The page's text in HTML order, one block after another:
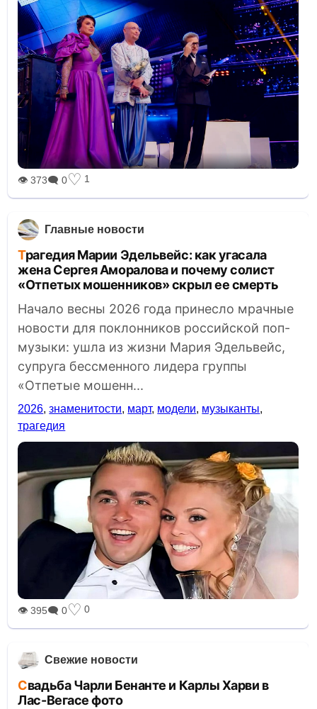
👁 373🗨 0♡ 1
Главные новости
Трагедия Марии Эдельвейс: как угасала
жена Сергея Аморалова и почему солист
«Отпетых мошенников» скрыл ее смерть
Начало весны 2026 года принесло мрачные
новости для поклонников российской поп-
музыки: ушла из жизни Мария Эдельвейс,
супруга бессменного лидера группы
«Отпетые мошенн...
2026,знаменитости, март, модели, музыканты,
трагедия
👁 395🗨 0♡ 0
Свежие новости
Свадьба Чарли Бенанте и Карлы Харви в
Лас-Вегасе фото